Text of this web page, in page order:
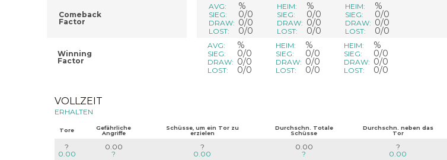
Comeback
Factor
Winning
Factor
AVG: %
SIEG: 0/0
DRAW: 0/0
LOST: 0/0
HEIM: %
SIEG: 0/0
DRAW: 0/0
LOST: 0/0
HEIM: %
SIEG: 0/0
DRAW: 0/0
LOST: 0/0
AVG: %
SIEG: 0/0
DRAW: 0/0
LOST: 0/0
HEIM: %
SIEG: 0/0
DRAW: 0/0
LOST: 0/0
HEIM: %
SIEG: 0/0
DRAW: 0/0
LOST: 0/0
VOLLZEIT
ERHALTEN
Tore
Gefährliche
Angriffe
Schüsse, um ein Tor zu
erzielen
Durchschn. Totale
Schüsse
Durchschn. neben das
Tor
?
0.00
0.00
?
?
0.00
0.00
?
?
0.00